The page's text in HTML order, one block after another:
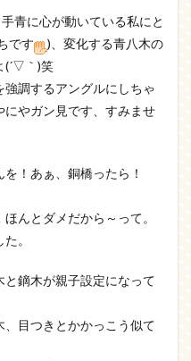
青に心が動いている私にと
です
)、変化する青八木の
(´▽｀)笑
調するアングルにしちゃ
にやガン見です、すみませ
！あぁ、銅橋ったら！
んとダメだから～って。
。
鏑木が親子設定になって
目つきとかかっこう似て